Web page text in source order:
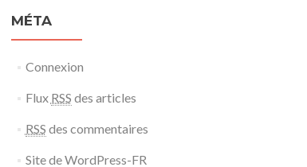
MÉTA
Connexion
Flux RSS des articles
RSS des commentaires
Site de WordPress-FR